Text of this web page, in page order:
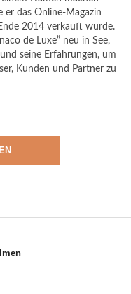
Groß und Klein.
eine ganze Reihe
Tschirner
Heiner Lauterbach
Jasmin Gerat
Comedian Rick
überaus erfolgreichen
Luxe zu Die
er das Online-Magazin
2014 verkauft wurde.
de Luxe” neu in See,
seine Erfahrungen, um
Kunden und Partner zu